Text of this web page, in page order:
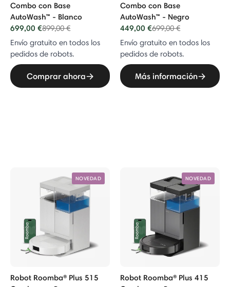
Combo con Base
AutoWash™ - Blanco
699,00 €Price reduced from
899,00 €to
Envío gratuito en todos los
pedidos de robots.
Comprar ahora
Combo con Base
AutoWash™ - Negro
449,00 €Price reduced from
699,00 €to
Envío gratuito en todos los
pedidos de robots.
Más información
NOVEDAD
Robot Roomba® Plus 515
NOVEDAD
Robot Roomba® Plus 415